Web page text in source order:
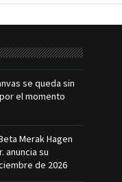
se queda sin
el momento
Merak Hagen
anuncia su
de 2026